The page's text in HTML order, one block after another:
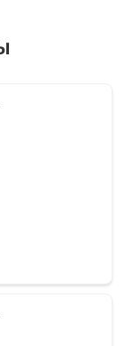
помогает
экран для